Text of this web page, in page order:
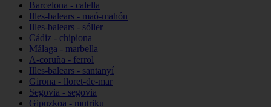
Barcelona - calella
Illes-balears - maó-mahón
Illes-balears - sóller
Cádiz - chipiona
Málaga - marbella
A-coruña - ferrol
Illes-balears - santanyí
Girona - lloret-de-mar
Segovia - segovia
Gipuzkoa - mutriku